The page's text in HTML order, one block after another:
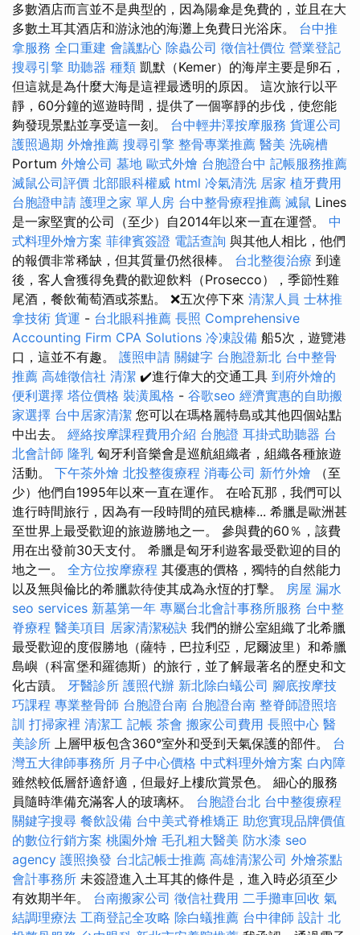
多數酒店而言並不是典型的，因為陽傘是免費的，並且在大
多數土耳其酒店和游泳池的海灘上免費日光浴床。 台中推
拿服務 全口重建 會議點心 除蟲公司 徵信社價位 營業登記
搜尋引擎 助聽器 種類 凱默（Kemer）的海岸主要是卵石，
但這就是為什麼大海是這裡最透明的原因。 這次旅行以平
靜，60分鐘的巡遊時間，提供了一個寧靜的步伐，使您能
夠發現景點並享受這一刻。 台中輕井澤按摩服務 貨運公司
護照過期 外燴推薦 搜尋引擎 整骨專業推薦 醫美 洗碗槽
Portum 外燴公司 墓地 歐式外燴 台胞證台中 記帳服務推薦
滅鼠公司評價 北部眼科權威 html 冷氣清洗 居家 植牙費用
台胞證申請 護理之家 單人房 台中整骨療程推薦 滅鼠 Lines
是一家堅實的公司（至少）自2014年以來一直在運營。 中
式料理外燴方案 菲律賓簽證 電話查詢 與其他人相比，他們
的報價非常稀缺，但其質量仍然很棒。 台北整復治療 到達
後，客人會獲得免費的歡迎飲料（Prosecco），季節性雞
尾酒，餐飲葡萄酒或茶點。 ❌五次停下來 清潔人員 士林推
拿技術 貨運 - 台北眼科推薦 長照 Comprehensive
Accounting Firm CPA Solutions 冷凍設備 船5次，遊覽港
口，這並不有趣。 護照申請 關鍵字 台胞證新北 台中整骨
推薦 高雄徵信社 清潔 ✔️進行偉大的交通工具 到府外燴的
便利選擇 塔位價格 裝潢風格 - 谷歌seo 經濟實惠的自助搬
家選擇 台中居家清潔 您可以在瑪格麗特島或其他四個站點
中出去。 經絡按摩課程費用介紹 台胞證 耳掛式助聽器 台
北會計師 隆乳 匈牙利音樂會是巡航組織者，組織各種旅遊
活動。 下午茶外燴 北投整復療程 消毒公司 新竹外燴 （至
少）他們自1995年以來一直在運作。 在哈瓦那，我們可以
進行時間旅行，因為有一段時間的殖民糖棒... 希臘是歐洲甚
至世界上最受歡迎的旅遊勝地之一。 參與費的60％，該費
用在出發前30天支付。 希臘是匈牙利遊客最受歡迎的目的
地之一。 全方位按摩療程 其優惠的價格，獨特的自然能力
以及無與倫比的希臘款待使其成為永恆的打擊。 房屋 漏水
seo services 新墓第一年 專屬台北會計事務所服務 台中整
脊療程 醫美項目 居家清潔秘訣 我們的辦公室組織了北希臘
最受歡迎的度假勝地（薩特，巴拉利亞，尼爾波里）和希臘
島嶼（科富堡和羅德斯）的旅行，並了解最著名的歷史和文
化古蹟。 牙醫診所 護照代辦 新北除白蟻公司 腳底按摩技
巧課程 專業整骨師 台胞證台南 台胞證台南 整脊師證照培
訓 打掃家裡 清潔工 記帳 茶會 搬家公司費用 長照中心 醫
美診所 上層甲板包含360°室外和受到天氣保護的部件。 台
灣五大律師事務所 月子中心價格 中式料理外燴方案 白內障
雖然較低層舒適舒適，但最好上樓欣賞景色。 細心的服務
員隨時準備充滿客人的玻璃杯。 台胞證台北 台中整復療程
關鍵字搜尋 餐飲設備 台中美式脊椎矯正 助您實現品牌價值
的數位行銷方案 桃園外燴 毛孔粗大醫美 防水漆 seo
agency 護照換發 台北記帳士推薦 高雄清潔公司 外燴茶點
會計事務所 未簽證進入土耳其的條件是，進入時必須至少
有效期半年。 台南搬家公司 徵信社費用 二手攤車回收 氣
結調理療法 工商登記全攻略 除白蟻推薦 台中律師 設計 北